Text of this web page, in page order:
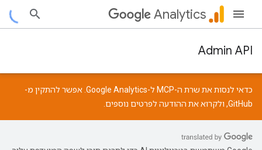
Analytics
Admin API
כדאי לנסות את שרת ה-MCP ל-Google Analytics. אפשר להתקין מ-
GitHub, ולקרוא את ההודעה לפרטים נוספים.